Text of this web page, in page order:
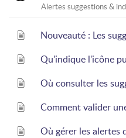
Alertes suggestions &
Nouveauté : Les
Qu'indique l'icône
Où consulter les
Comment valider
Où gérer les alertes